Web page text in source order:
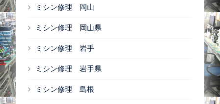
ミシン修理 岡山
ミシン修理 岡山県
ミシン修理 岩手
ミシン修理 岩手県
ミシン修理 島根